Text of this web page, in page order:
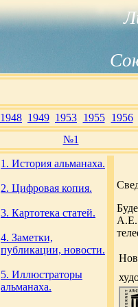
1948 1949 1953 1955
1956
№1
1. История альманаха.
2. Цифровая копия.
3. Картотека статей.
4. Заметки,
публикации, новости.
5. Иллюстраторы
альманаха.
А.Е.